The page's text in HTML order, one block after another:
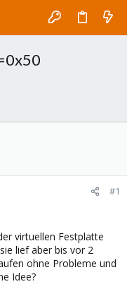
#1
virtuellen Festplatte
lief aber bis vor 2
ohne Probleme und
Idee?